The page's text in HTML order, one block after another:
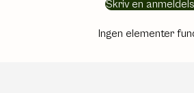
Skriv en
Ingen elementer